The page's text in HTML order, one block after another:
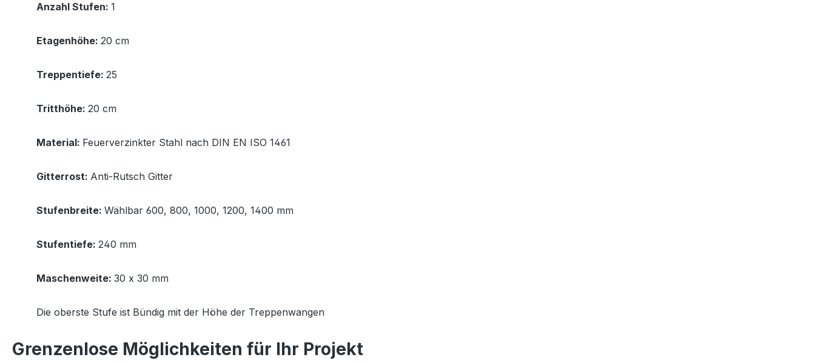
Anzahl Stufen: 1
Etagenhöhe: 20 cm
Treppentiefe: 25
Tritthöhe: 20 cm
Material: Feuerverzinkter Stahl nach DIN EN ISO 1461
Gitterrost: Anti-Rutsch Gitter
Stufenbreite: Wählbar 600, 800, 1000, 1200, 1400 mm
Stufentiefe: 240 mm
Maschenweite: 30 x 30 mm
Die oberste Stufe ist Bündig mit der Höhe der Treppenwangen
Grenzenlose Möglichkeiten für Ihr Projekt